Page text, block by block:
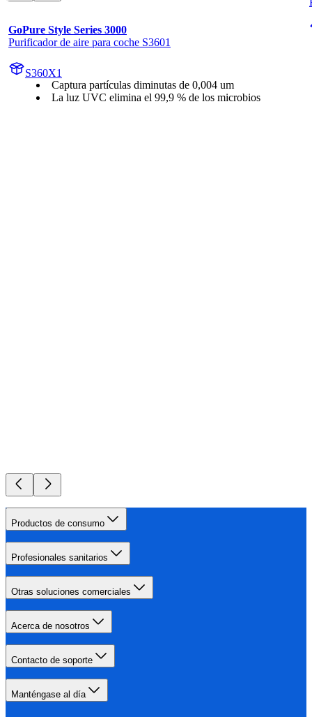
GoPure Style Series 3000
Purificador de aire para coche S3601
S360X1
Captura partículas diminutas de 0,004 um
La luz UVC elimina el 99,9 % de los microbios
Productos de consumo
Profesionales sanitarios
Otras soluciones comerciales
Acerca de nosotros
Contacto de soporte
Manténgase al día